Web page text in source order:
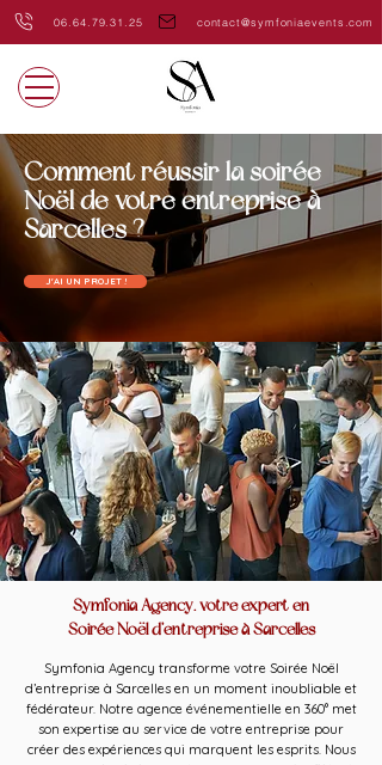
06.64.79.31.25 contact@symfoniaevents.com
Comment réussir la soirée
Noël de votre entreprise à
Sarcelles ?
J'AI UN PROJET !
Symfonia Agency, votre expert en
Soirée Noël d’entreprise à Sarcelles
Symfonia Agency transforme votre Soirée Noël
d’entreprise à Sarcelles en un moment inoubliable et
fédérateur. Notre agence événementielle en 360° met
son expertise au service de votre entreprise pour
créer des expériences qui marquent les esprits. Nous